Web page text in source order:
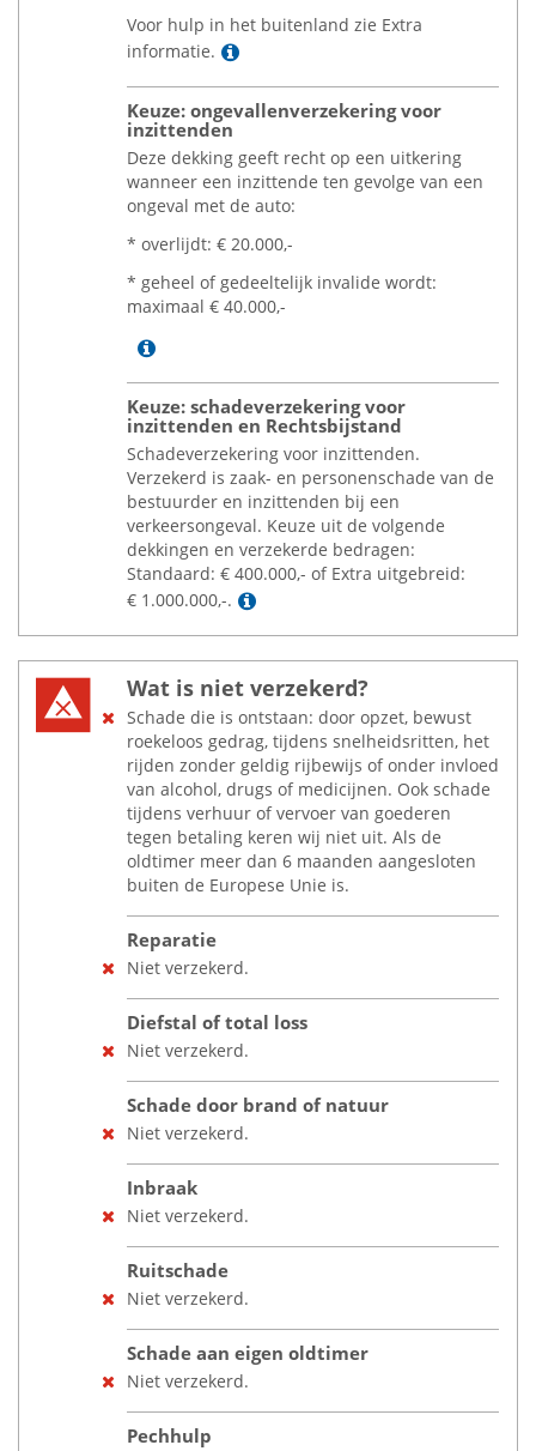
Voor hulp in het buitenland zie Extra
informatie.
Lees meer
Keuze: ongevallenverzekering voor
inzittenden
Deze dekking geeft recht op een uitkering
wanneer een inzittende ten gevolge van een
ongeval met de auto:
* overlijdt: € 20.000,-
* geheel of gedeeltelijk invalide wordt:
maximaal € 40.000,-
Lees meer
Keuze: schadeverzekering voor
inzittenden en Rechtsbijstand
Schadeverzekering voor inzittenden.
Verzekerd is zaak- en personenschade van de
bestuurder en inzittenden bij een
verkeersongeval. Keuze uit de volgende
dekkingen en verzekerde bedragen:
Standaard: € 400.000,- of Extra uitgebreid:
€ 1.000.000,-. Lees meer
Wat is niet verzekerd?
Schade die is ontstaan: door opzet, bewust
roekeloos gedrag, tijdens snelheidsritten, het
rijden zonder geldig rijbewijs of onder invloed
van alcohol, drugs of medicijnen. Ook schade
tijdens verhuur of vervoer van goederen
tegen betaling keren wij niet uit. Als de
oldtimer meer dan 6 maanden aangesloten
buiten de Europese Unie is.
Reparatie
Niet verzekerd.
Diefstal of total loss
Niet verzekerd.
Schade door brand of natuur
Niet verzekerd.
Inbraak
Niet verzekerd.
Ruitschade
Niet verzekerd.
Schade aan eigen oldtimer
Niet verzekerd.
Pechhulp